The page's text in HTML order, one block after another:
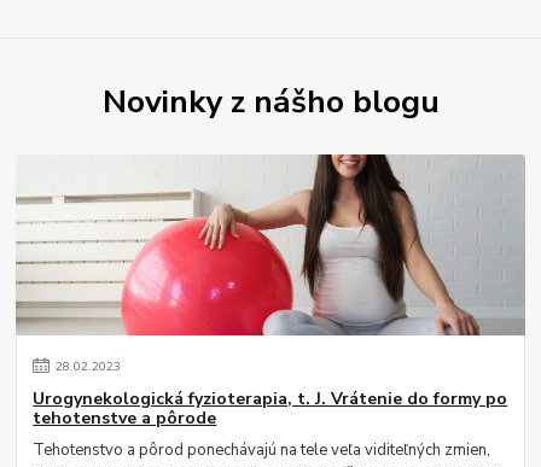
Novinky z nášho blogu
28.02.2023
Urogynekologická fyzioterapia, t. J. Vrátenie do formy po
tehotenstve a pôrode
Tehotenstvo a pôrod ponechávajú na tele veľa viditeľných zmien,